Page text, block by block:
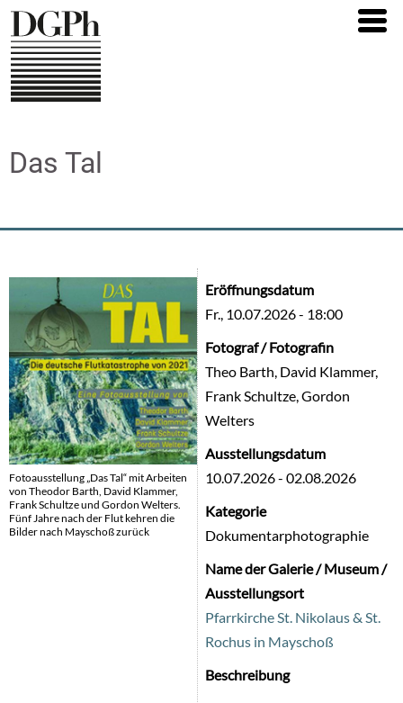
Direkt
zum
Inhalt
Das Tal
Fotoausstellung „Das Tal“ mit Arbeiten
von Theodor Barth, David Klammer,
Frank Schultze und Gordon Welters.
Fünf Jahre nach der Flut kehren die
Bilder nach Mayschoß zurück
Eröffnungsdatum
Fr., 10.07.2026 - 18:00
Fotograf / Fotografin
Theo Barth, David Klammer,
Frank Schultze, Gordon
Welters
Ausstellungsdatum
10.07.2026-02.08.2026
Kategorie
Dokumentarphotographie
Name der Galerie / Museum /
Ausstellungsort
Pfarrkirche St. Nikolaus & St.
Rochus in Mayschoß
Beschreibung